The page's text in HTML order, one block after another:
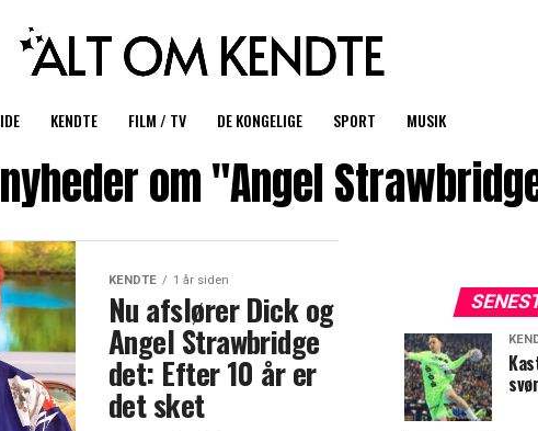
KENDTE FILM / TV DE KONGELIGE SPORT MUSIK
om "Angel
KENDTE 1 år siden
Nu afslører Dick og
Angel Strawbridge
det: Efter 10 år er
det sket